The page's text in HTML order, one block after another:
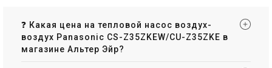
❓ Какая цена на тепловой насос воздух-
воздух Panasonic CS-Z35ZKEW/CU-Z35ZKE в
магазине Альтер Эйр?